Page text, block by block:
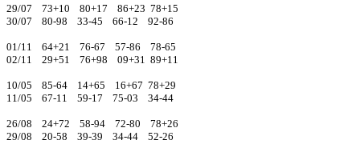
29/07 73+10 80+17 86+23 78+15
30/07 80-98 33-45 66-12 92-86
01/11 64+21 76-67 57-86 78-65
02/11 29+51 76+98 09+31 89+11
10/05 85-64 14+65 16+67 78+29
11/05 67-11 59-17 75-03 34-44
26/08 24+72 58-94 72-80 78+26
29/08 20-58 39-39 34-44 52-26